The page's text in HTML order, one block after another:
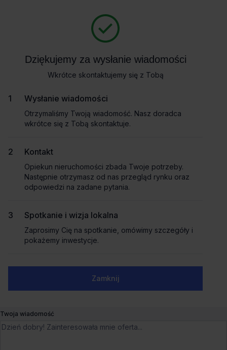
Wynajem tradycyjny
Biuro do wynajęcia Bonarka For
Kraków, Podgórze Duchackie
Czynsz bazowy od €14.5/m²
Dziękujemy za wysłanie wiadomości
Wkrótce skontaktujemy się z Tobą
Wysłanie wiadomości
Otrzymaliśmy Twoją wiadomość. Nasz doradca
wkrótce się z Tobą skontaktuje.
Kontakt
Opiekun nieruchomości zbada Twoje potrzeby.
Następnie otrzymasz od nas przegląd rynku oraz
odpowiedzi na zadane pytania.
Spotkanie i wizja lokalna
Zaprosimy Cię na spotkanie, omówimy szczegóły i
pokażemy inwestycje.
Zamknij
Masz pytania dotyczące oferty? Opowiedz nam o swoich
Twojej firmy. Napisz do nas!
Imię i nazwisko
Nazwa firmy
Email służbowy
Numer telefonu służbowy
Twoja wiadomość
Dziękujemy za wysłanie wiadomości
Wkrótce skontaktujemy się z Tobą
Wysłanie wiadomości
Otrzymaliśmy Twoją wiadomość. Nasz doradca
wkrótce się z Tobą skontaktuje.
Kontakt
Opiekun nieruchomości zbada Twoje potrzeby.
Następnie otrzymasz od nas przegląd rynku oraz
odpowiedzi na zadane pytania.
Spotkanie i wizja lokalna
Zaprosimy Cię na spotkanie, omówimy szczegóły i
pokażemy inwestycje.
Zamknij